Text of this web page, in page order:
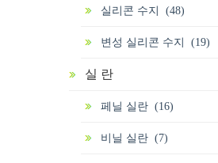
실리콘 수지 (48)
변성 실리콘 수지 (19)
실 란
페닐 실란 (16)
비닐 실란 (7)